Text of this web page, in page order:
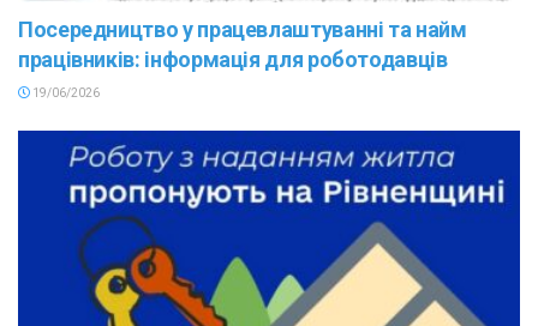
Посередництво у працевлаштуванні та найм
працівників: інформація для роботодавців
19/06/2026